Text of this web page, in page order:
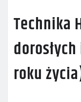
Technika
roku